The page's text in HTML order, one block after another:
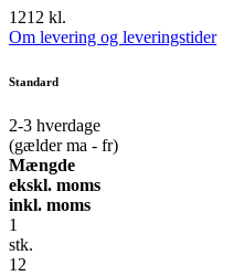
1212 kl.
Om levering og leveringstider
Standard
2-3 hverdage
(gælder ma - fr)
Mængde
ekskl. moms
inkl. moms
1
stk.
12